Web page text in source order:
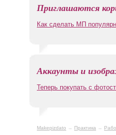
Приглашаются
Как сделать МП
Аккаунты и
Теперь покупать с
Makepizdato → Практика →